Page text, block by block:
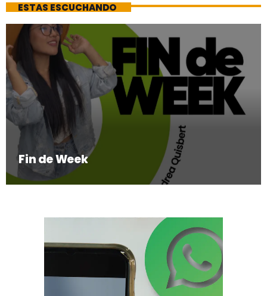
ESTAS ESCUCHANDO
Fin de Week